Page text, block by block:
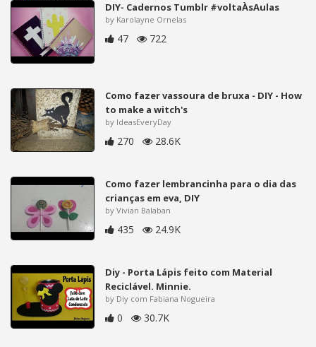
DIY- Cadernos Tumblr #voltaÀsAulas
by Karolayne Ornelas
47 722
Como fazer vassoura de bruxa - DIY - How
to make a witch's
by IdeasEveryDay
270 28.6K
Como fazer lembrancinha para o dia das
crianças em eva, DIY
by Vivian Balaban
435 24.9K
Diy - Porta Lápis feito com Material
Reciclável. Minnie.
by Diy com Fabiana Nogueira
0 30.7K